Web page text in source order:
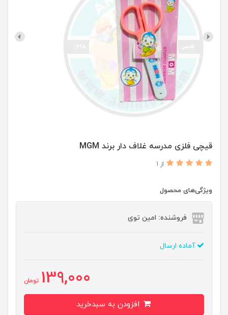
قیچی فلزی مدرسه غلاف دار برند MGM
از 1
ویژگی‌های محصول
فروشنده: امین توی
آماده ارسال
139,000 تومان